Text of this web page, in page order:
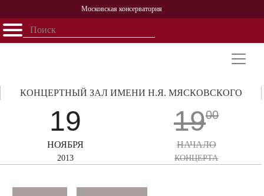
Московская консерватория
Открыть - закрыть
Персоналии
История
19
НОЯБРЯ
2013
КОНЦЕРТНЫЙ ЗАЛ ИМЕНИ Н.Я. МЯСКОВСКОГО
1900
НАЧАЛО
КОНЦЕРТА